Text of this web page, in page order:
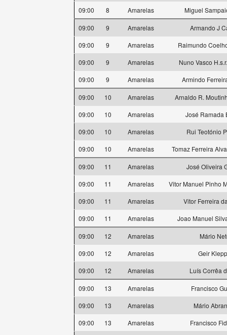
09:00
8 Amarelas Miguel
09:00 9 Amarelas
Armando J
09:00
9 Amarelas
Raimundo
09:00
9 Amarelas
Nuno Vasco
09:00
9 Amarelas Armindo
09:00 10 Amarelas
Arnaldo R.
09:00
10 Amarelas
José Ramada
09:00
10 Amarelas
Rui Teotónio
09:00
10 Amarelas Tomaz Ferreira
09:00 11 Amarelas
José Oliveira
09:00
11 Amarelas
Vitor Manuel Pinho
09:00
11 Amarelas
Vitor Ferreira
09:00
11 Amarelas Joao Manuel
09:00 12 Amarelas
Mário
09:00
12 Amarelas
Geir
09:00
12 Amarelas Luís Corrêa
09:00 13 Amarelas
Francisco
09:00
13 Amarelas
Mário
09:00
13 Amarelas
Francisco